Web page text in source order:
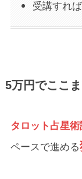
受講すれ
5万円でここ
タロット占星術
ペースで進める